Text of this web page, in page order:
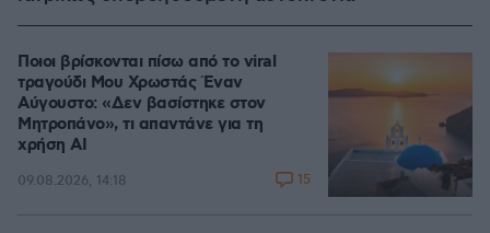
Ποιοι βρίσκονται πίσω από το viral
τραγούδι Μου Χρωστάς Έναν
Αύγουστο: «Δεν βασίστηκε στον
Μητροπάνο», τι απαντάνε για τη
χρήση AI
09.08.2026, 14:18 15